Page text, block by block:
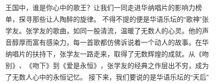
王国中，谁是你心中的歌王？让我们一同走进华纳唱片的影响力榜
单，探寻那些让人陶醉的旋律。 不得不提的便是华语乐坛的“歌神”张
学友。张学友的歌曲，如同一股清流，温暖了无数人的心灵。他的声
音醇厚而富有感染力，每一首歌都仿佛诉说着一个动人的故事。在华
纳唱片的扶持下，张学友一路走来，取得了无数辉煌的成就。从《吻
别》、《吻下》到《爱是永恒》，张学友的经典之作层出不穷，成为
了无数人心中的永恒记忆。 接下来，我们要说的是华语乐坛的“天后”